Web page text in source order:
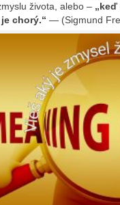
života, alebo –
chorý.“ — (Sigmund